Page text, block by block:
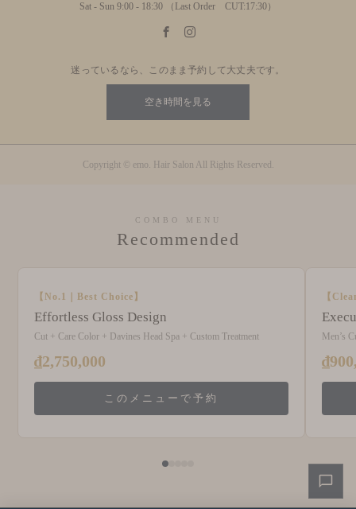
Sat - Sun 9:00 - 18:30 （Last Order CUT:17:30）
迷っているなら、このまま予約して大丈夫です。
空き時間を見る
Copyright © emo. Hair Salon All Rights Reserved.
COMBO MENU
Recommended
【No.1｜Best Choice】
Effortless Gloss Design
Cut + Care Color + Davines Head Spa + Custom Treatment
₫2,750,000
このメニューで予約
【
Men’s